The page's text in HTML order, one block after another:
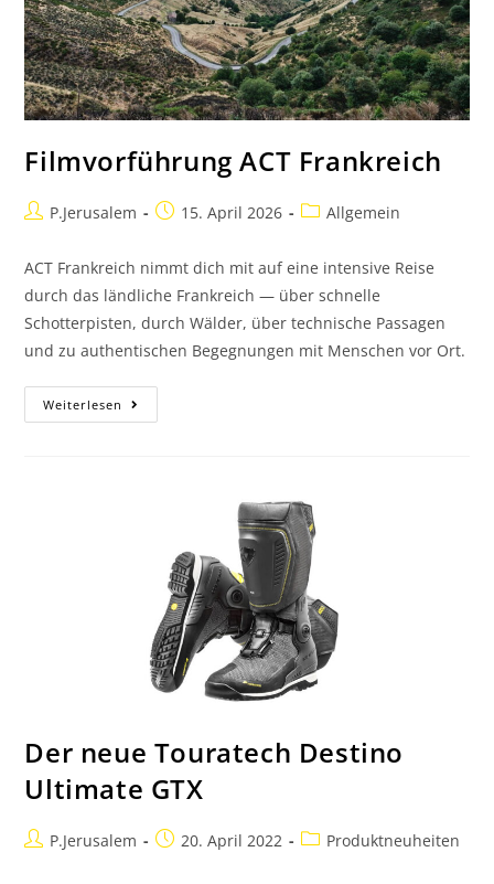
Filmvorführung ACT Frankreich
P.Jerusalem 15. April 2026 Allgemein
ACT Frankreich nimmt dich mit auf eine intensive Reise
durch das ländliche Frankreich — über schnelle
Schotterpisten, durch Wälder, über technische Passagen
und zu authentischen Begegnungen mit Menschen vor Ort.
Weiterlesen
Der neue Touratech Destino
Ultimate GTX
P.Jerusalem 20. April 2022 Produktneuheiten